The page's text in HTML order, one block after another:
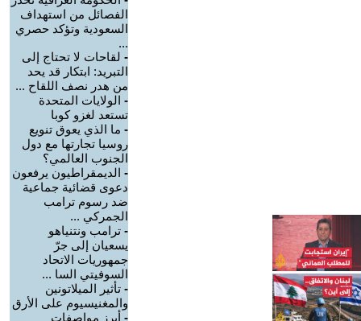
الفصائل من استهداف
السعودية وتؤكد حصري
...
- لقاحات لا تحتاج إلى
التبريد: ابتكار قد يحد
من هدر نصف اللقاح ...
- الولايات المتحدة
تستعد لغزو كوبا
- ما الذي يعوق تنويع
روسيا تجارتها مع دول
الجنوب العالمي؟
- الديمقراطيون يرفعون
دعوى قضائية جماعية
ضد رسوم ترامب
الجمركي ...
- ترامب ونتنياهو
يسعيان إلى جرّ
جمهوريات الاتحاد
السوفيتي السا ...
- تأثير الميلاتونين
والمغنيسيوم على الأرق
- أبرز مواصفات